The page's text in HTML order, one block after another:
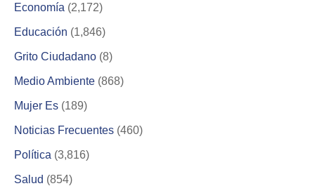
Economía (2,172)
Educación (1,846)
Grito Ciudadano (8)
Medio Ambiente (868)
Mujer Es (189)
Noticias Frecuentes (460)
Política (3,816)
Salud (854)